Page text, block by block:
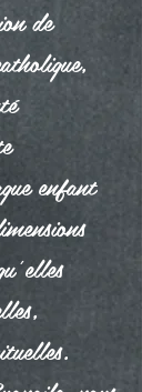
de
enfant